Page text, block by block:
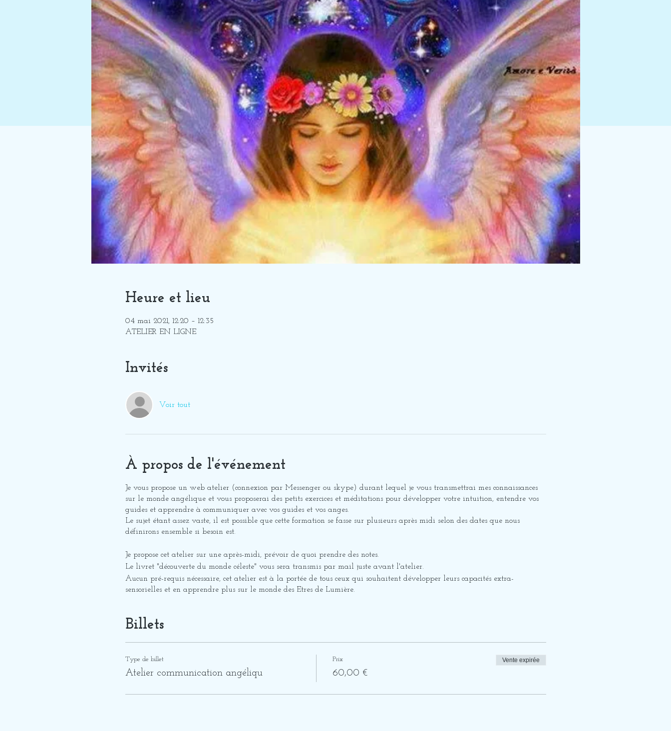
Heure et lieu
04 mai 2021, 12:20 – 12:35
ATELIER EN LIGNE
Invités
Voir tout
À propos de l'événement
Je vous propose un web atelier (connexion par Messenger ou skype) durant lequel je vous transmettrai mes connaissances
sur le monde angélique et vous proposerai des petits exercices et méditations pour développer votre intuition, entendre vos
guides et apprendre à communiquer avec vos guides et vos anges.
Le sujet étant assez vaste, il est possible que cette formation se fasse sur plusieurs après midi selon des dates que nous
définirons ensemble si besoin est.
Je propose cet atelier sur une après-midi, prévoir de quoi prendre des notes.
Le livret "découverte du monde céleste" vous sera transmis par mail juste avant l'atelier.
Aucun pré-requis nécessaire, cet atelier est à la portée de tous ceux qui souhaitent développer leurs capacités extra-
sensorielles et en apprendre plus sur le monde des Etres de Lumière.
SI CERTAINES PERSONNES SONT INTERESSEES PAR LA MISE EN PLACE D'UN ATELIER EN SEMAINE MERCI DE
Billets
Type de billet
Atelier communication angéliqu
Prix
60,00 €
Vente expirée